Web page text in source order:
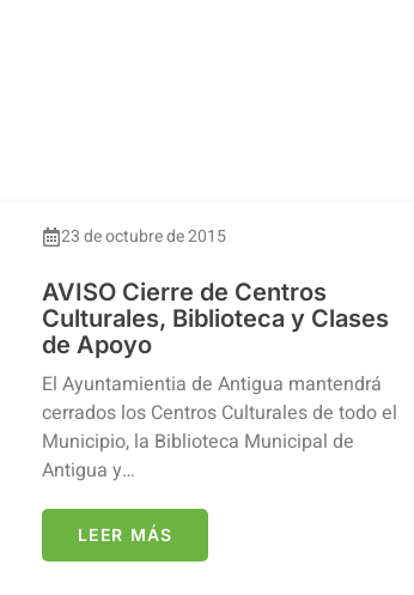
23 de octubre de 2015
AVISO Cierre de Centros
Culturales, Biblioteca y Clases
de Apoyo
El Ayuntamientia de Antigua mantendrá
cerrados los Centros Culturales de todo el
Municipio, la Biblioteca Municipal de
Antigua y…
LEER MÁS